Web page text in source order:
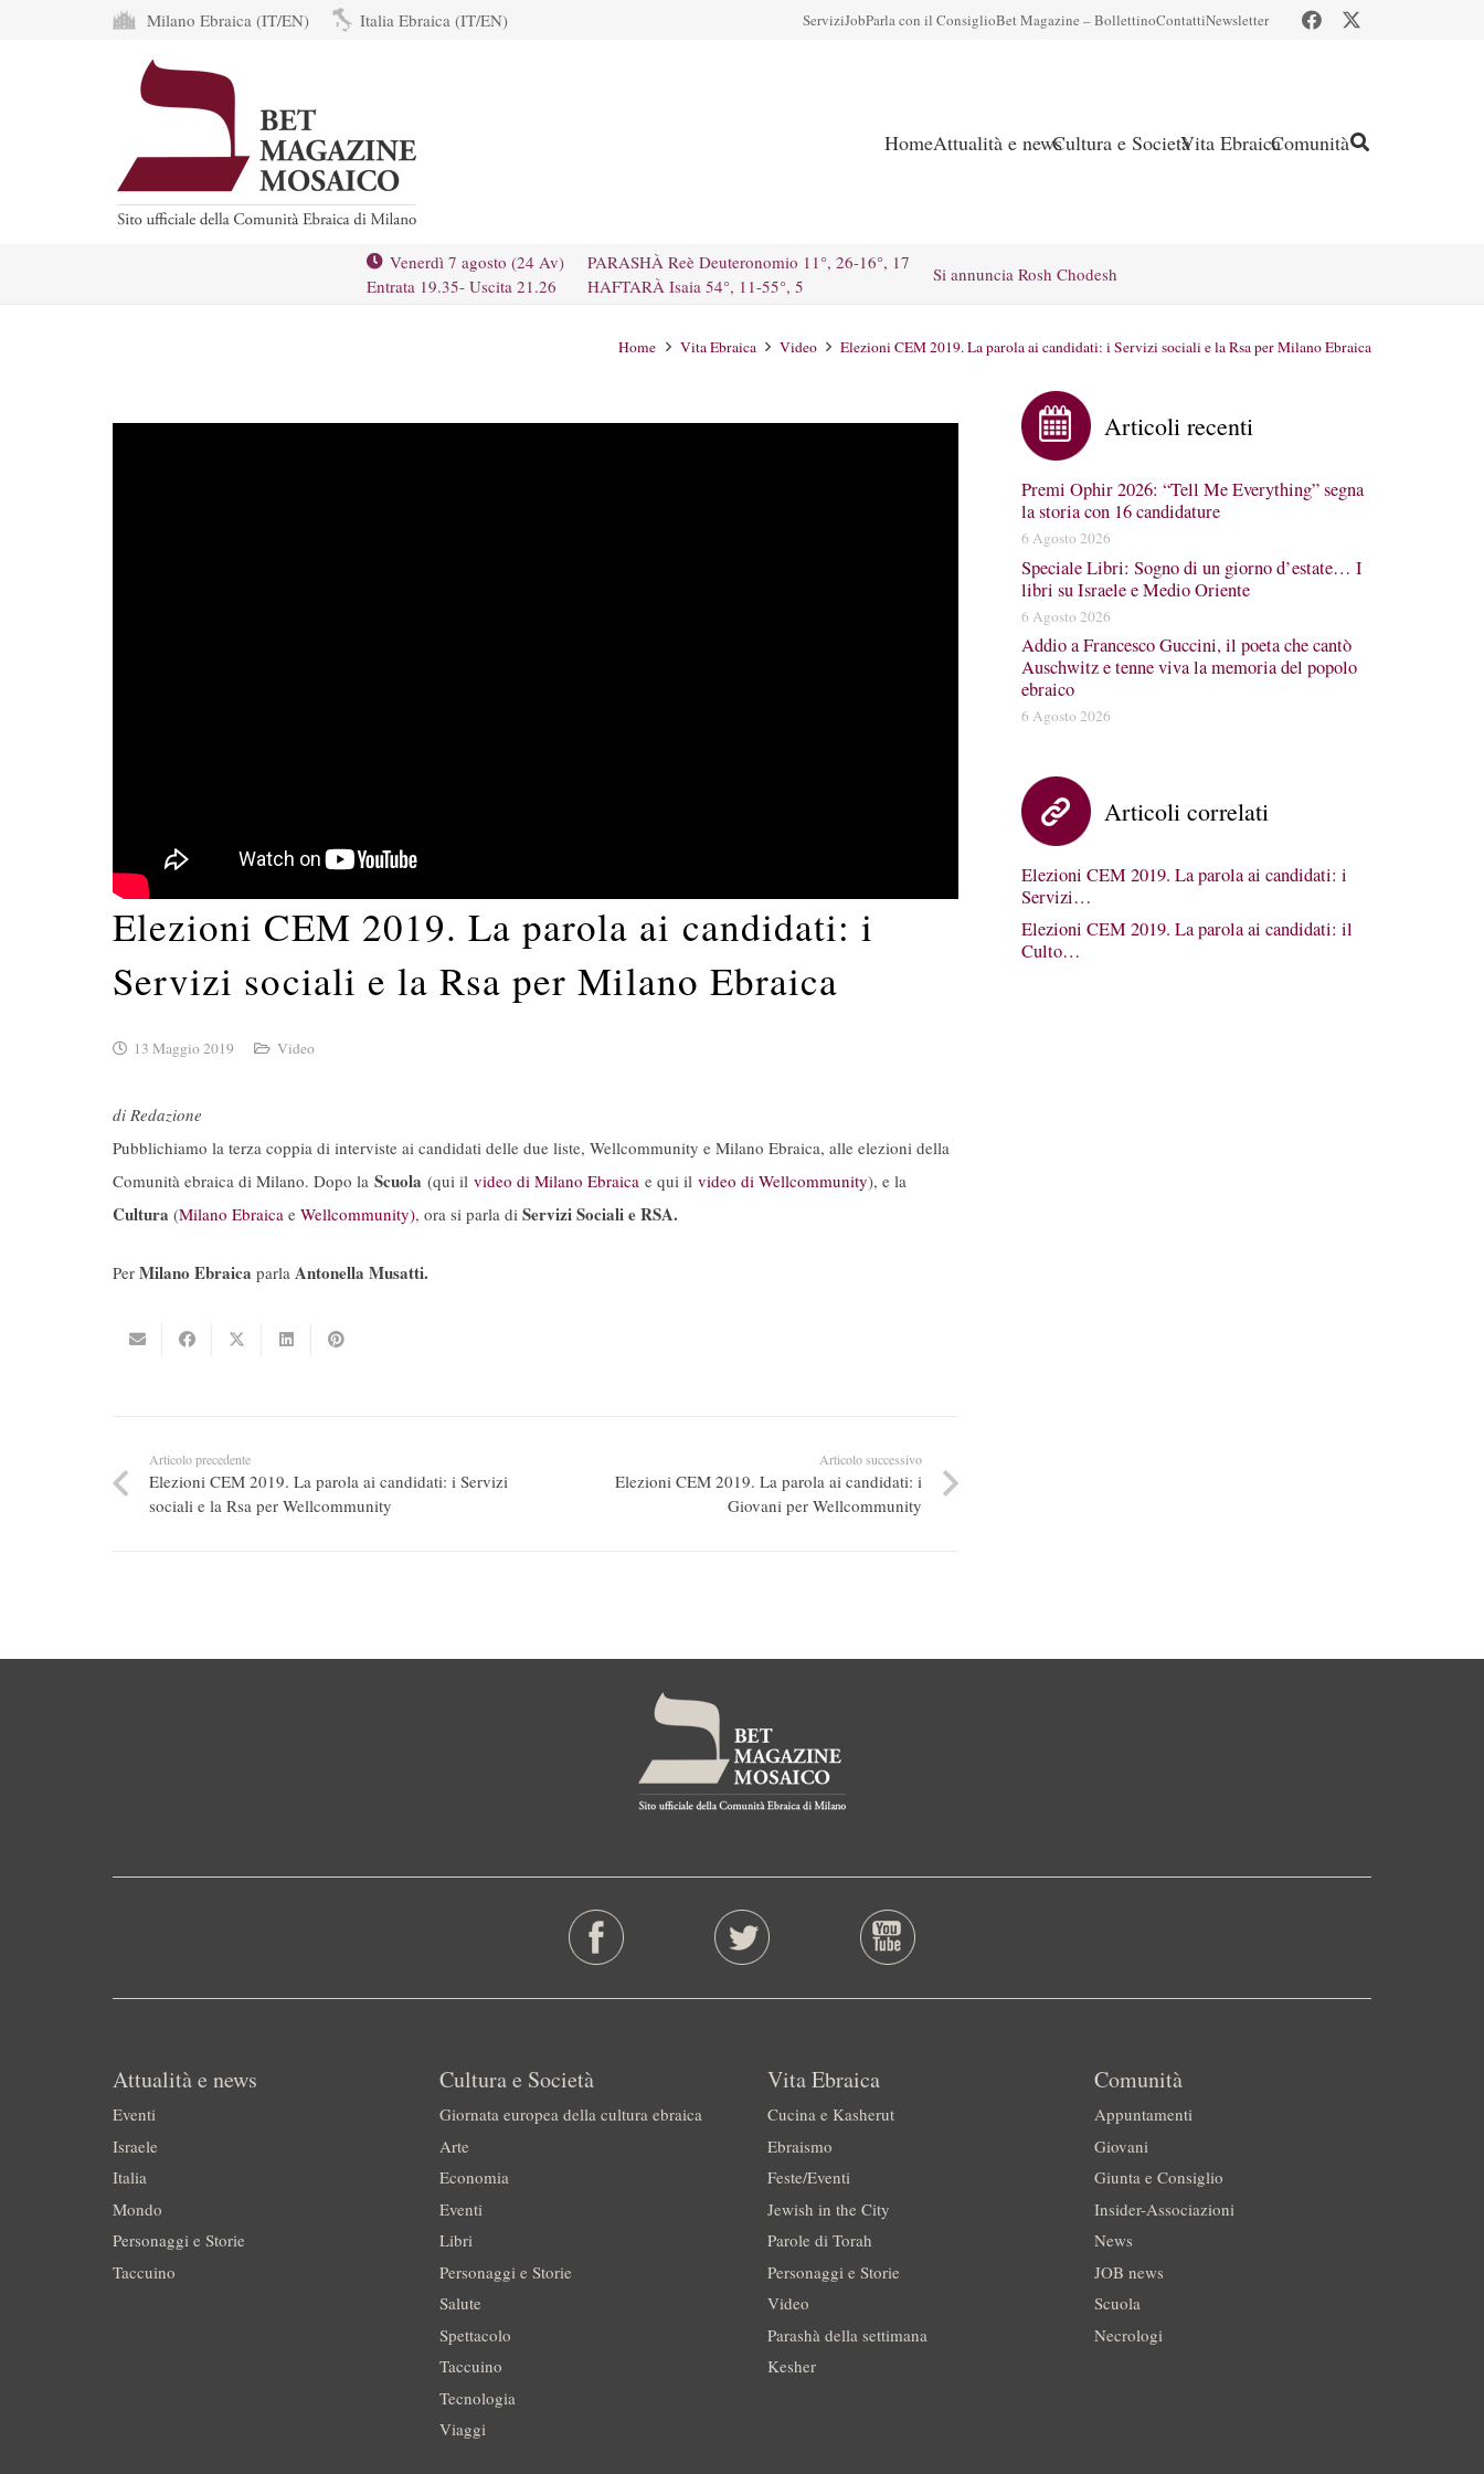
Milano Ebraica (IT/EN) Italia Ebraica (IT/EN) ServiziJobParla con il ConsiglioBet Magazine – BollettinoContattiNewsletter
HomeAttualità e newsCultura e SocietàVita EbraicaComunità
Venerdì 7 agosto (24 Av)
Entrata 19.35- Uscita 21.26
PARASHÀ Reè Deuteronomio 11°, 26-16°, 17
HAFTARÀ Isaia 54°, 11-55°, 5
Si annuncia Rosh Chodesh
Home Vita Ebraica Video Elezioni CEM 2019. La parola ai candidati: i Servizi sociali e la Rsa per Milano Ebraica
Elezioni CEM 2019. La parola ai candidati: i
Servizi sociali e la Rsa per Milano Ebraica
13 Maggio 2019 Video
di Redazione
Pubblichiamo la terza coppia di interviste ai candidati delle due liste, Wellcommunity e Milano Ebraica, alle elezioni della
Comunità ebraica di Milano. Dopo la Scuola (qui il video di Milano Ebraica e qui il video di Wellcommunity), e la
Cultura (Milano Ebraica e Wellcommunity), ora si parla di Servizi Sociali e RSA.
Per Milano Ebraica parla Antonella Musatti.
Articolo precedente
Elezioni CEM 2019. La parola ai candidati: i Servizi
sociali e la Rsa per Wellcommunity
Articolo successivo
Elezioni CEM 2019. La parola ai candidati: i
Giovani per Wellcommunity
Articoli recenti
Premi Ophir 2026: “Tell Me Everything” segna
la storia con 16 candidature
6 Agosto 2026
Speciale Libri: Sogno di un giorno d’estate… I
libri su Israele e Medio Oriente
6 Agosto 2026
Addio a Francesco Guccini, il poeta che cantò
Auschwitz e tenne viva la memoria del popolo
ebraico
6 Agosto 2026
Articoli correlati
Elezioni CEM 2019. La parola ai candidati: i
Servizi…
Elezioni CEM 2019. La parola ai candidati: il
Culto…
Attualità e news
Eventi
Israele
Italia
Mondo
Personaggi e Storie
Taccuino
Cultura e Società
Giornata europea della cultura ebraica
Arte
Economia
Eventi
Libri
Personaggi e Storie
Salute
Spettacolo
Taccuino
Tecnologia
Viaggi
Vita Ebraica
Cucina e Kasherut
Ebraismo
Feste/Eventi
Jewish in the City
Parole di Torah
Personaggi e Storie
Video
Parashà della settimana
Kesher
Comunità
Appuntamenti
Giovani
Giunta e Consiglio
Insider-Associazioni
News
JOB news
Scuola
Necrologi